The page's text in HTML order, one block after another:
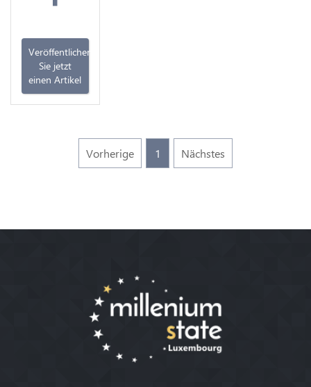
Veröffentlichen
Sie jetzt
einen Artikel
Vorherige 1 Nächstes